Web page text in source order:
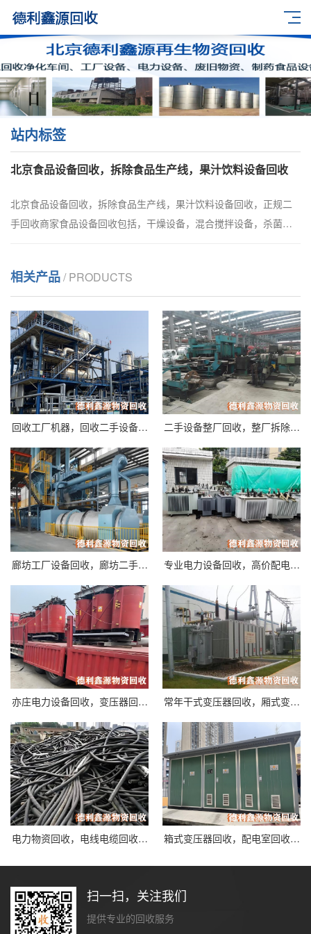
站内标签
北京食品设备回收，拆除食品生产线，果汁饮料设备回收
北京食品设备回收，拆除食品生产线，果汁饮料设备回收，正规二
手回收商家食品设备回收包括，干燥设备，混合搅拌设备，杀菌设
相关产品/ PRODUCTS
回收工厂机器，回收二手设备… 二手设备整厂回收，整厂拆除…
廊坊工厂设备回收，廊坊二手… 专业电力设备回收，高价配电…
亦庄电力设备回收，变压器回… 常年干式变压器回收，厢式变…
电力物资回收，电线电缆回收… 箱式变压器回收，配电室回收…
扫一扫，关注我们
提供专业的回收服务